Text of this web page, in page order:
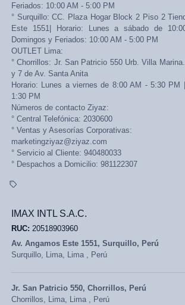
Feriados: 10:00 AM - 5:00 PM
° Surquillo: CC. Plaza Hogar Block 2 Piso 2
Este 1551| Horario: Lunes a sábado de
Domingos y Feriados: 10:00 AM - 5:00 PM
OUTLET Lima:
° Chorrillos: Jr. San Patricio 550 Urb. Villa
y 7 de Av. Santa Anita
Horario: Lunes a viernes de 8:00 AM - 5:30 PM
1:30 PM
Números de contacto Ziyaz:
° Central Telefónica: 2030600
° Ventas y Asesorías Corporativas:
marketingziyaz@ziyaz.com
° Servicio al Cliente: 940480033
° Despachos a Domicilio: 981122307
IMAX INTL S.A.C.
RUC: 20518903960
Av. Angamos Este 1551, Surquillo, Perú
Surquillo, Lima, Lima , Perú
Jr. San Patricio 550, Chorrillos, Perú
Chorrillos, Lima, Lima , Perú